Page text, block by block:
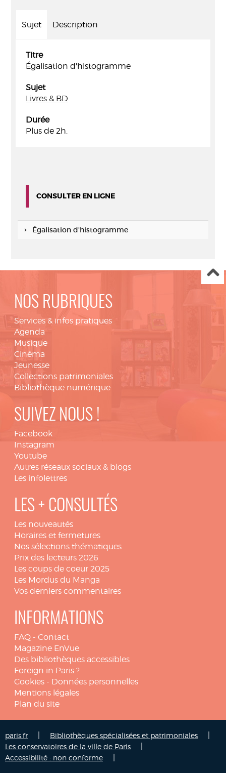
Sujet Description
Titre
Égalisation d'histogramme
Sujet
Livres & BD
Durée
Plus de 2h.
CONSULTER EN LIGNE
Égalisation d'histogramme
NOS RUBRIQUES
Services & infos pratiques
Agenda
Musique
Cinéma
Jeunesse
Collections patrimoniales
Bibliothèque numérique
SUIVEZ NOUS !
Facebook
Instagram
Youtube
Autres réseaux sociaux & blogs
Les infolettres
LES + CONSULTÉS
Les nouveautés
Horaires et fermetures
Nos sélections thématiques
Prix des lecteurs 2026
Les coups de coeur 2025
Les Mordus du Manga
Vos derniers commentaires
INFORMATIONS
FAQ - Contact
Magazine EnVue
Des bibliothèques accessibles
Foreign in Paris ?
Cookies - Données personnelles
Mentions légales
Plan du site
paris.fr Bibliothèques spécialisées et patrimoniales
Les conservatoires de la ville de Paris
Accessibilité : non conforme